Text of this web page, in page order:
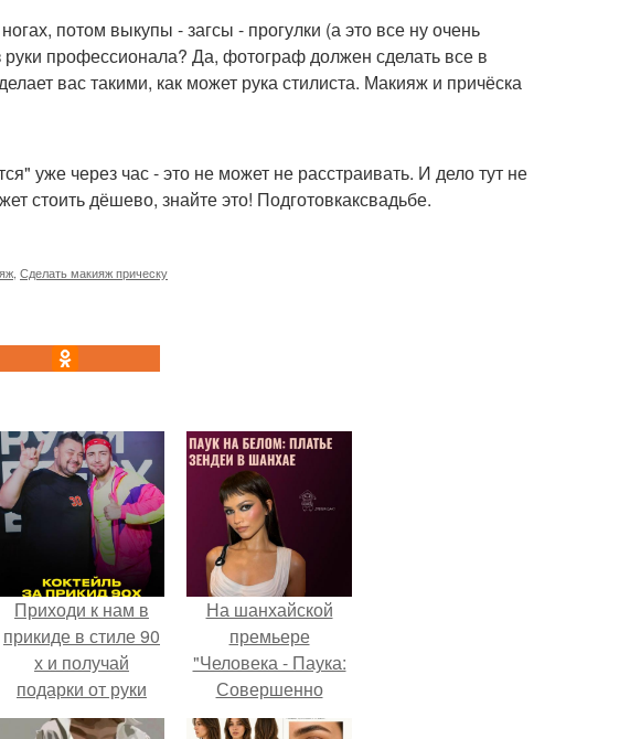
потом выкупы - загсы - прогулки (а это все ну очень
профессионала? Да, фотограф должен сделать все в
вас такими, как может рука стилиста. Макияж и причёска
уже через час - это не может не расстраивать. И дело тут не
стоить дёшево, знайте это! Подготовкаксвадьбе.
Сделать макияж прическу
Приходи к нам в
прикиде в стиле 90
х и получай
подарки от руки
вверх!
На шанхайской
премьере
"Человека - Паука:
Совершенно
Новый День"